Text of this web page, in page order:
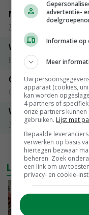
Magere melkpoeder
Zuivel NL
Vleeskuikens 2001-
Barneveld
Gerst
Groningen
Volle melkpoeder
Zuivel NL
LAATSTE NIEUWS
advertentie-
Informatie op
Meer
Uw
apparaat (cookies,
kan worden
4 partners of
onze partners
gebruiken. Lijst met
Bepaalde
verwerken op basis
hiertegen bezwaar
beheren. Zoek
een link om uw
privacy- en cookie-